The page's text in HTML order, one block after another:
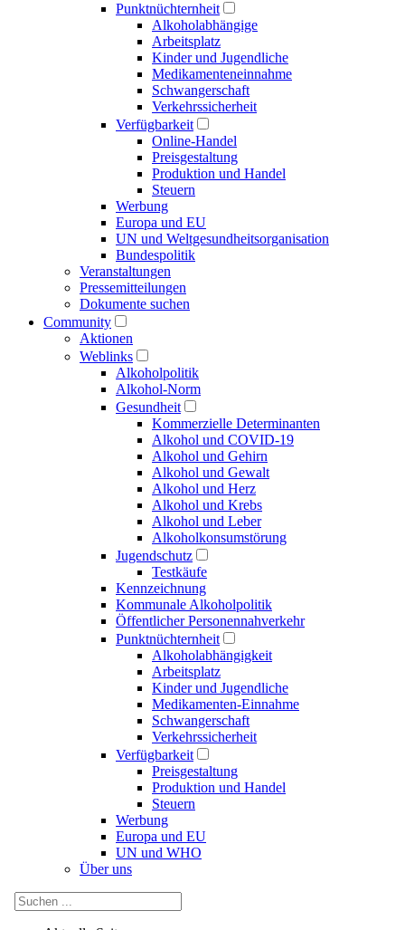
Punkt­nüchternheit
Alkohol­abhängige
Arbeitsplatz
Kinder und Jugendliche
Medikamenten­einnahme
Schwangerschaft
Verkehrs­sicherheit
Verfügbarkeit
Online-Handel
Preisgestaltung
Produktion und Handel
Steuern
Werbung
Europa und EU
UN und Welt­gesundheits­organisation
Bundespolitik
Veranstaltungen
Presse­mitteilungen
Dokumente suchen
Community
Aktionen
Weblinks
Alkoholpolitik
Alkohol-Norm
Gesundheit
Kommerzielle Determinanten
Alkohol und COVID-19
Alkohol und Gehirn
Alkohol und Gewalt
Alkohol und Herz
Alkohol und Krebs
Alkohol und Leber
Alkoholkonsumstörung
Jugendschutz
Testkäufe
Kennzeichnung
Kommunale Alkoholpolitik
Öffentlicher Personennahverkehr
Punktnüchternheit
Alkoholabhängigkeit
Arbeitsplatz
Kinder und Jugendliche
Medikamenten-Einnahme
Schwangerschaft
Verkehrssicherheit
Verfügbarkeit
Preisgestaltung
Produktion und Handel
Steuern
Werbung
Europa und EU
UN und WHO
Über uns